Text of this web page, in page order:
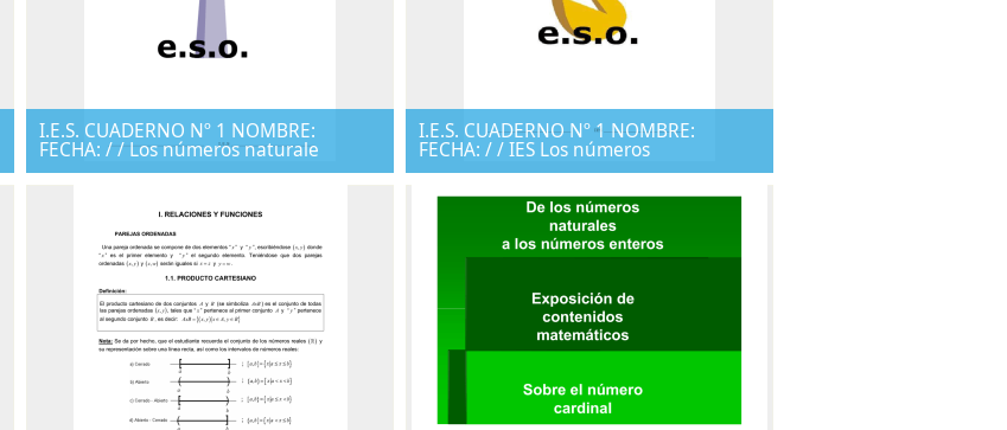
I.E.S. CUADERNO Nº 1 NOMBRE:
FECHA: / / Los números naturale
I.E.S. CUADERNO Nº 1 NOMBRE:
FECHA: / / IES Los números